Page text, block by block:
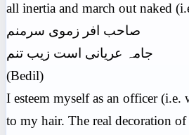
all inertia and march out naked
صاحب افر زموی سرمنم
جامہ عریانی است زیب تنم
(Bedil)
I esteem myself as an officer (i.e.
to my hair. The real decoration